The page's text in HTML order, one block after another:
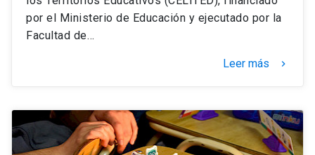
por el Ministerio de Educación y ejecutado por la
Facultad de…
Leer más keyboard_arrow_right